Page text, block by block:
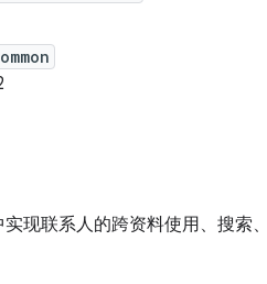
现联系人的跨资料使用、搜索